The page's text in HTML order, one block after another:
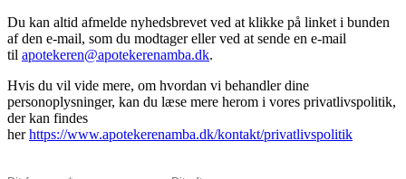
Du kan altid afmelde nyhedsbrevet ved at klikke på linket i bunden
af den e-mail, som du modtager eller ved at sende en e-mail
til apotekeren@apotekerenamba.dk.
Hvis du vil vide mere, om hvordan vi behandler dine
personoplysninger, kan du læse mere herom i vores privatlivspolitik,
der kan findes
herhttps://www.apotekerenamba.dk/kontakt/privatlivspolitik